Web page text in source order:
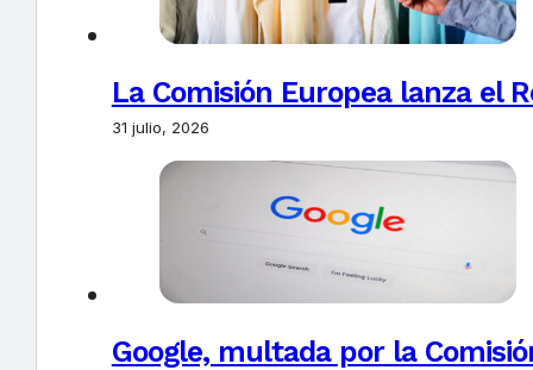
La Comisión Europea lanza el
31 julio, 2026
Google, multada por la